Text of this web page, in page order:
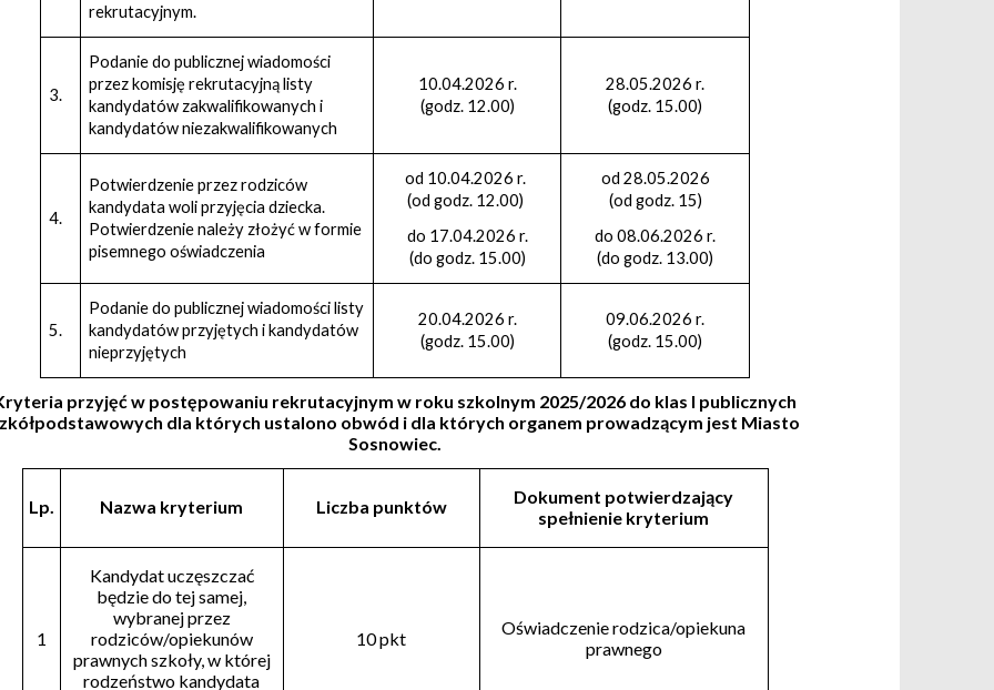
rekrutacyjnym.
3.
Podanie do publicznej wiadomości
przez komisję rekrutacyjną listy
kandydatów zakwalifikowanych i
kandydatów niezakwalifikowanych
10.04.2026 r.
(godz. 12.00)
28.05.2026 r.
(godz. 15.00)
4.
Potwierdzenie przez rodziców
kandydata woli przyjęcia dziecka.
Potwierdzenie należy złożyć w formie
pisemnego oświadczenia
od 10.04.2026 r.
(od godz. 12.00)
do 17.04.2026 r.
(do godz. 15.00)
od 28.05.2026
(od godz. 15)
do 08.06.2026 r.
(do godz. 13.00)
5.
Podanie do publicznej wiadomości listy
kandydatów przyjętych i kandydatów
nieprzyjętych
20.04.2026 r.
(godz. 15.00)
09.06.2026 r.
(godz. 15.00)
przyjęć w postępowaniu rekrutacyjnym w roku szkolnym 2025/2026 do klas I publicznych
dla których ustalono obwód i dla których organem prowadzącym jest Miasto
Sosnowiec.
Lp. Nazwa kryterium Liczba punktów
Dokument potwierdzający
spełnienie kryterium
1
Kandydat uczęszczać
będzie do tej samej,
wybranej przez
rodziców/opiekunów
prawnych szkoły, w której
rodzeństwo kandydata
10 pkt
Oświadczenie rodzica/opiekuna
prawnego